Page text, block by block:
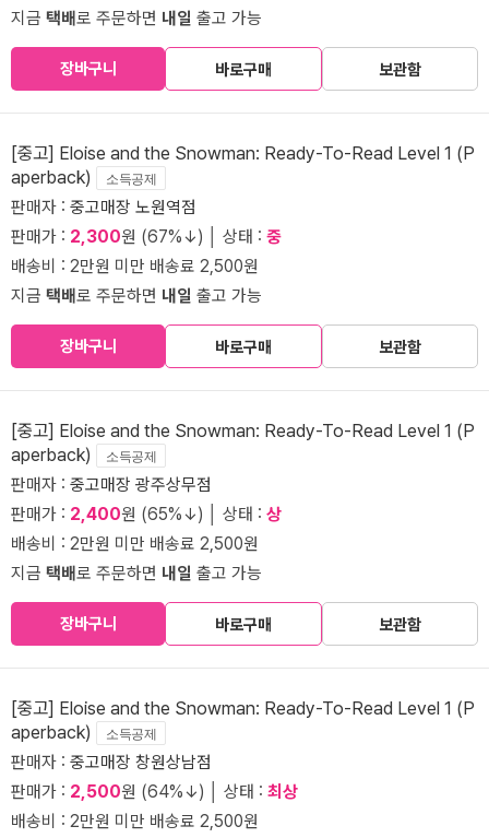
지금 택배로 주문하면 내일 출고 가능
장바구니 바로구매 보관함
[중고] Eloise and the Snowman: Ready-To-Read Level 1 (P
aperback)
소득공제
판매자 : 중고매장 노원역점
판매가 : 2,300원 (67%↓) │ 상태 : 중
배송비 : 2만원 미만 배송료 2,500원
지금 택배로 주문하면 내일 출고 가능
장바구니 바로구매 보관함
[중고] Eloise and the Snowman: Ready-To-Read Level 1 (P
aperback)
소득공제
판매자 : 중고매장 광주상무점
판매가 : 2,400원 (65%↓) │ 상태 : 상
배송비 : 2만원 미만 배송료 2,500원
지금 택배로 주문하면 내일 출고 가능
장바구니 바로구매 보관함
[중고] Eloise and the Snowman: Ready-To-Read Level 1 (P
aperback)
소득공제
판매자 : 중고매장 창원상남점
판매가 : 2,500원 (64%↓) │ 상태 : 최상
배송비 : 2만원 미만 배송료 2,500원